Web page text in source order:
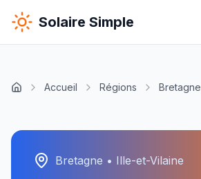
Solaire Simple
Accueil Régions Bretagne
Bretagne • Ille-et-Vilaine